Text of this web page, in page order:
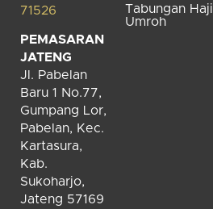
71526
PEMASARAN
JATENG
Jl. Pabelan
Baru 1 No.77,
Gumpang Lor,
Pabelan, Kec.
Kartasura,
Kab.
Sukoharjo,
Jateng 57169
Tabungan Haji
Umroh